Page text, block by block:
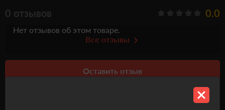
0 отзывов 0.0
Нет отзывов об этом товаре.
Все отзывы
Оставить отзыв